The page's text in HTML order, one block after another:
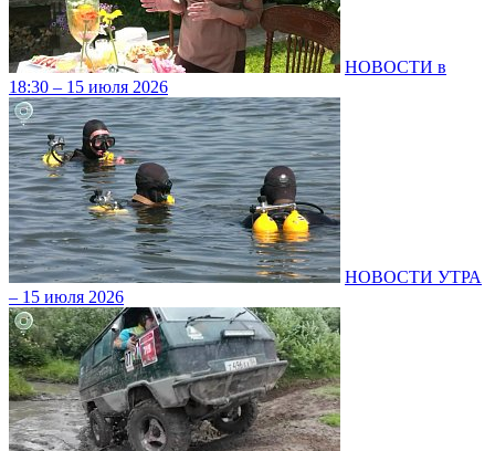
НОВОСТИ в
18:30 – 15 июля 2026
НОВОСТИ УТРА
– 15 июля 2026